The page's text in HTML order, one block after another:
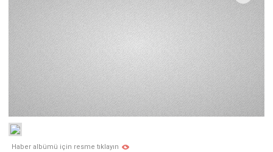
Haber albümü için resme tıklayın